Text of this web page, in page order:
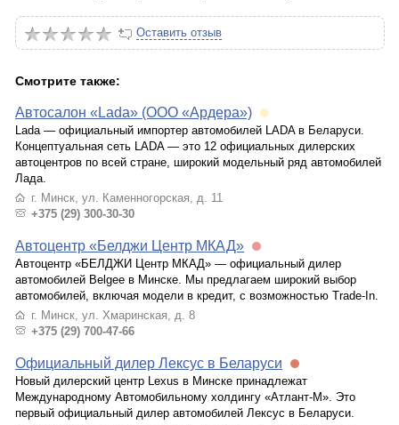
Оставить отзыв
Смотрите также:
Автосалон «Lada» (ООО «Ардера»)
Lada — официальный импортер автомобилей LADA в Беларуси.
Концептуальная сеть LADA — это 12 официальных дилерских
автоцентров по всей стране, широкий модельный ряд автомобилей
Лада.
г. Минск, ул. Каменногорская, д. 11
+375 (29) 300-30-30
Автоцентр «Белджи Центр МКАД»
Автоцентр «БЕЛДЖИ Центр МКАД» — официальный дилер
автомобилей Belgee в Минске. Мы предлагаем широкий выбор
автомобилей, включая модели в кредит, с возможностью Trade-In.
г. Минск, ул. Хмаринская, д. 8
+375 (29) 700-47-66
Официальный дилер Лексус в Беларуси
Новый дилерский центр Lexus в Минске принадлежат
Международному Автомобильному холдингу «Атлант-М». Это
первый официальный дилер автомобилей Лексус в Беларуси.